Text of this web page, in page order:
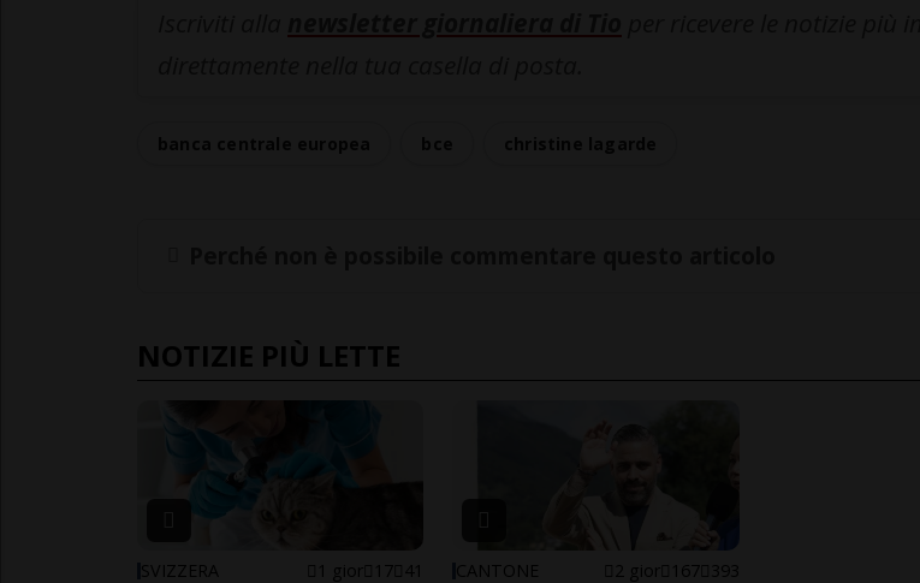
NOTIZIE PIÙ LETTE
SVIZZERA 1 gior 17 41 CANTONE 2 gior 167 393